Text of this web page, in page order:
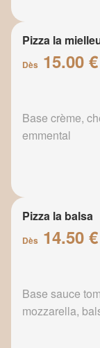
Pizza la
Dès 15.00 €
Base crème,
emmental
Pizza la balsa
Dès 14.50 €
Base sauce
mozzarella,